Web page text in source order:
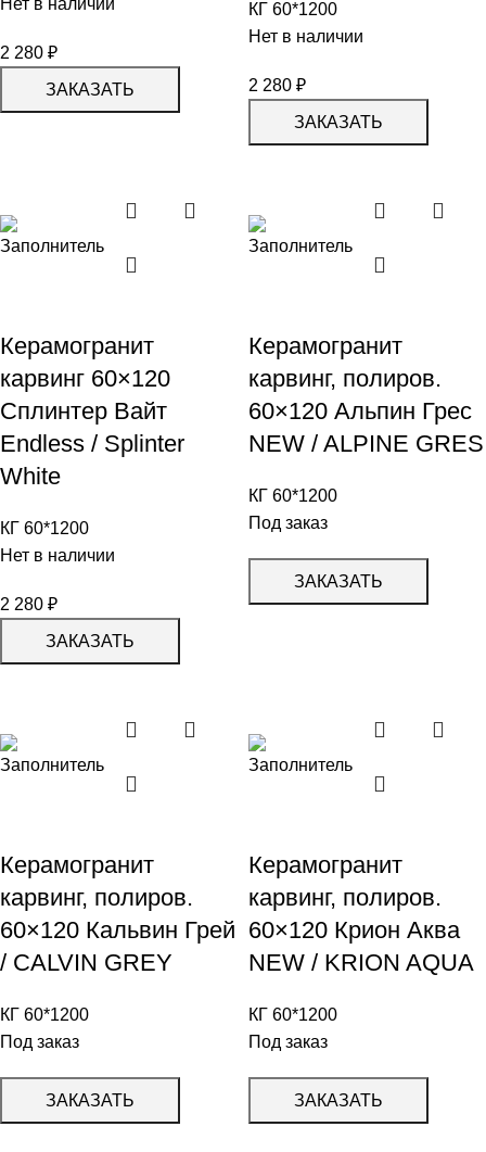
2 280 ₽
ЗАКАЗАТЬ
КГ 60*1200
Нет в наличии
2 280 ₽
ЗАКАЗАТЬ
Керамогранит
карвинг 60×120
Сплинтер Вайт
Endless / Splinter
White
КГ 60*1200
Нет в наличии
2 280 ₽
ЗАКАЗАТЬ
Керамогранит
карвинг, полиров.
60×120 Альпин Грес
NEW / ALPINE GRES
КГ 60*1200
Под заказ
ЗАКАЗАТЬ
Керамогранит
карвинг, полиров.
60×120 Кальвин Грей
/ CALVIN GREY
КГ 60*1200
Под заказ
ЗАКАЗАТЬ
Керамогранит
карвинг, полиров.
60×120 Крион Аква
NEW / KRION AQUA
КГ 60*1200
Под заказ
ЗАКАЗАТЬ